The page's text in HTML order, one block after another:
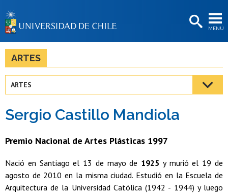
MENÚ
BIBLIOTECAS
Estudiantes
Académicas/os
Funcionarias/os
ARTES
ARTES
Sergio Castillo Mandiola
Premio Nacional de Artes Plásticas 1997
Nació en Santiago el 13 de mayo de 1925 y murió el 19 de
agosto de 2010 en la misma ciudad. Estudió en la Escuela de
Arquitectura de la Universidad Católica (1942 - 1944) y luego